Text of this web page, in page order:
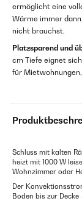
ermöglicht eine
Wärme immer
nicht brauchst.
Platzsparend und
cm Tiefe eignet
für
Schluss mit kalten
heizt mit 1000 W
Wohnzimmer oder
Der
Boden bis zur